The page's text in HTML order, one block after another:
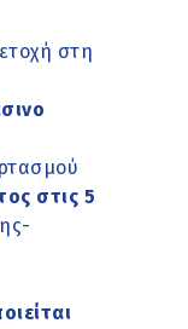
στη
στις 5